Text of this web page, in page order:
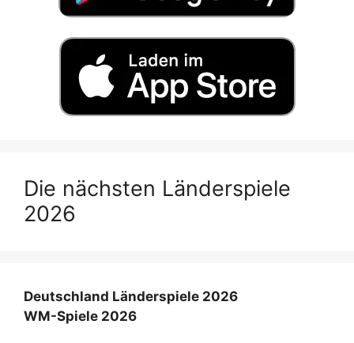
Die nächsten Länderspiele
2026
Deutschland Länderspiele 2026
WM-Spiele 2026